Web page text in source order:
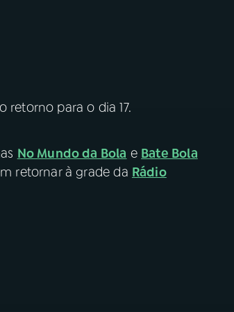
retorno para o dia 17.
No Mundo da Bola e Bate Bola
retornar à grade da Rádio